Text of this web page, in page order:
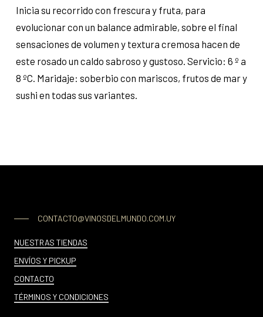
Inicia su recorrido con frescura y fruta, para
evolucionar con un balance admirable, sobre el final
sensaciones de volumen y textura cremosa hacen de
este rosado un caldo sabroso y gustoso. Servicio: 6 º a
8 ºC. Maridaje: soberbio con mariscos, frutos de mar y
sushi en todas sus variantes.
CONTACTO@VINOSDELMUNDO.COM.UY
NUESTRAS TIENDAS
ENVÍOS Y PICKUP
CONTACTO
TÉRMINOS Y CONDICIONES